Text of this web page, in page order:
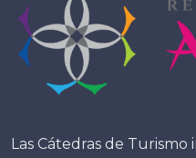
Las Cátedras de